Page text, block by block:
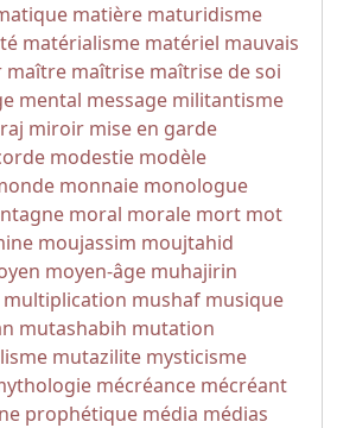
matière maturidisme
matérialisme matériel mauvais
maître maîtrise maîtrise de soi
mental message militantisme
miroir mise en garde
modestie modèle
monnaie monologue
moral morale mort mot
moujassim moujtahid
moyen-âge muhajirin
multiplication mushaf musique
mutashabih mutation
mutazilite mysticisme
mécréance mécréant
prophétique média médias